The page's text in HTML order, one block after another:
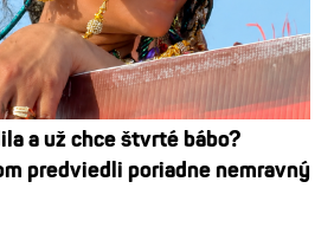
a už chce štvrté bábo?
predviedli poriadne nemravný